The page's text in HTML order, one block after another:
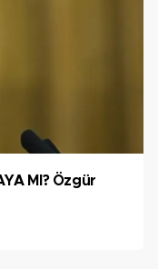
MI? Özgür